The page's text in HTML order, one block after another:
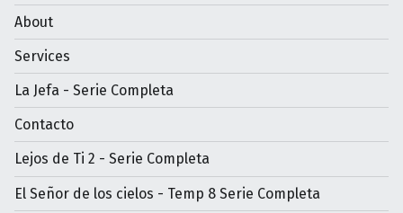
About
Services
La Jefa - Serie Completa
Contacto
Lejos de Ti 2 - Serie Completa
El Señor de los cielos - Temp 8 Serie Completa